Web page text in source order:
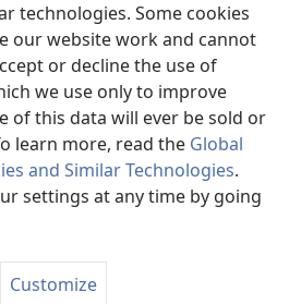
technologies. Some cookies
our website work and cannot
or decline the use of
we use only to improve
of this data will ever be sold or
learn more, read the Global
and Similar Technologies.
settings at any time by going
Customize
Bible and Tract Society of Pennsylvania.